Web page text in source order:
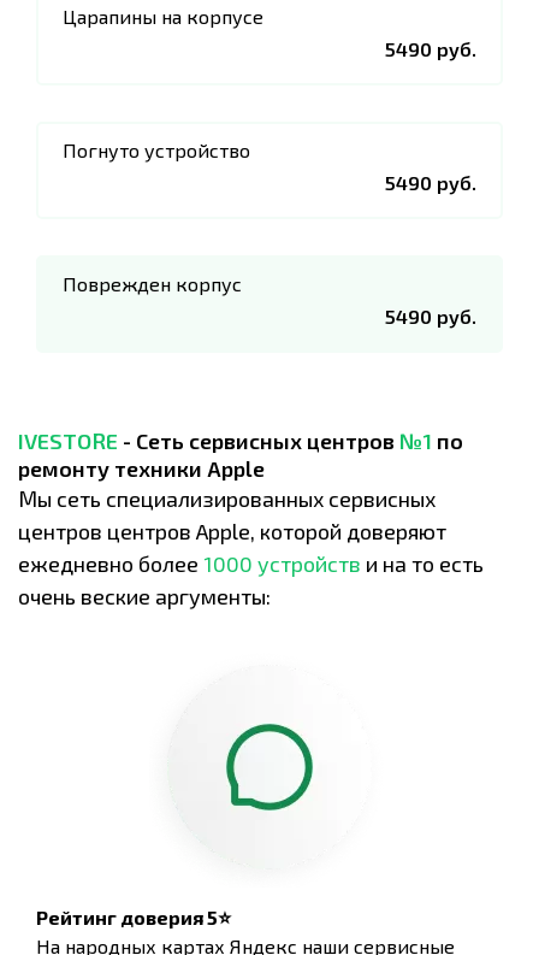
Царапины на корпусе
5490 руб.
Погнуто устройство
5490 руб.
Поврежден корпус
5490 руб.
IVESTORE - Сеть сервисных центров №1 по
ремонту техники Apple
Мы сеть специализированных сервисных
центров центров Apple, которой доверяют
ежедневно более 1000 устройств и на то есть
очень веские аргументы:
Рейтинг доверия 5⭐
На народных картах Яндекс наши сервисные